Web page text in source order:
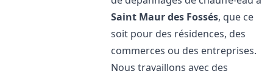
Saint Maur des Fossés, que ce
soit pour des résidences, des
commerces ou des entreprises.
Nous travaillons avec des